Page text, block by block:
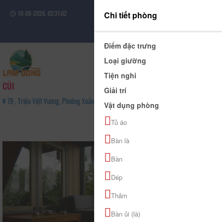
10-08-2026, 02:31:02
Đăng nhập
CỦI
79 , Triệu Việt Vương, Phường Xuân Hương - Đà Lạt, Tỉnh Lâm Đồng - 0911662070
Chi tiết phòng
Điểm đặc trưng
Loại giường
Tiện nghi
Giải trí
Vật dụng phòng
Tủ áo
Bàn là
Bàn
Dép
Thảm
Bàn ủi (là)